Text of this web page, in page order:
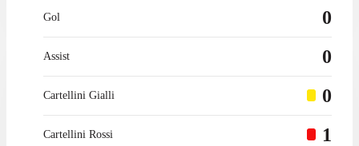
Gol 0
Assist 0
Cartellini Gialli 0
Cartellini Rossi 1